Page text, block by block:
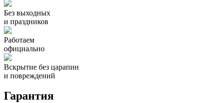
Без выходных
и праздников
Работаем
официально
Вскрытие без царапин
и повреждений
Гарантия